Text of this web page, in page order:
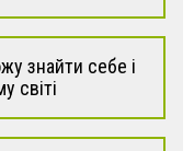
знайти себе і
світі